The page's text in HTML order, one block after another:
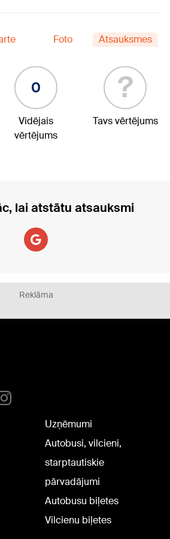
Foto Atsauksmes
0
Vidējais
vērtējums
?
Tavs vērtējums
lai atstātu atsauksmi
Reklāma
Uzņēmumi
Autobusi, vilcieni,
starptautiskie
pārvadājumi
Autobusu biļetes
Vilcienu biļetes